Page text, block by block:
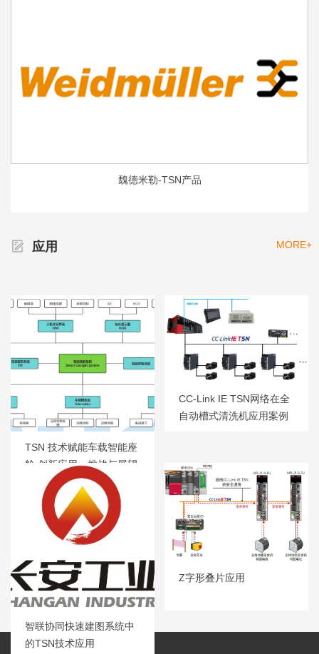
魏德米勒-TSN产品
应用 MORE+
TSN 技术赋能车载智能座
舱 创新应用、挑战与展望
CC-Link IE TSN网络在全
自动槽式清洗机应用案例
智联协同快速建图系统中
的TSN技术应用
Z字形叠片应用